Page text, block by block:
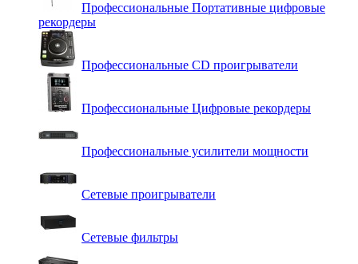
Профессиональные Портативные цифровые
рекордеры
Профессиональные СD проигрыватели
Профессиональные Цифровые рекордеры
Профессиональные усилители мощности
Сетевые проигрыватели
Сетевые фильтры